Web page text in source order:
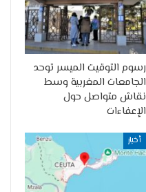
رسوم التوقيت الميسر توحد
الجامعات المغربية وسط
نقاش متواصل حول
الإعفاءات
أخبار